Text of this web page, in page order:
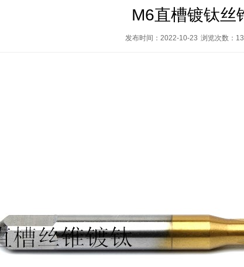
M6直槽镀钛丝
发布时间：2022-10-23 浏览次数：